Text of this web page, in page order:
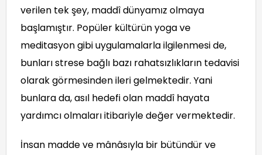
verilen tek şey, maddî dünyamız olmaya
başlamıştır. Popüler kültürün yoga ve
meditasyon gibi uygulamalarla ilgilenmesi de,
bunları strese bağlı bazı rahatsızlıkların tedavisi
olarak görmesinden ileri gelmektedir. Yani
bunlara da, asıl hedefi olan maddî hayata
yardımcı olmaları itibariyle değer vermektedir.
İnsan madde ve mânâsıyla bir bütündür ve